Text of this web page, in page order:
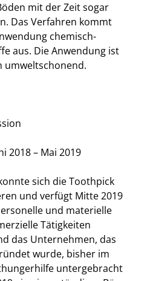
mit der Zeit sogar
Das Verfahren kommt
chemisch-
aus. Die Anwendung ist
2018 – Mai 2019
sich die Toothpick
und verfügt Mitte 2019
und materielle
Tätigkeiten
das Unternehmen, das
wurde, bisher im
untergebracht